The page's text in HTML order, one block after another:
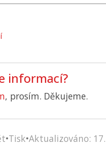
informací?
, prosím. Děkujeme.
•Tisk•Aktualizováno: